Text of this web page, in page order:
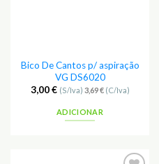
Bico De Cantos p/ aspiração
VG DS6020
3,00€ (S/Iva) 3,69€(C/Iva)
ADICIONAR